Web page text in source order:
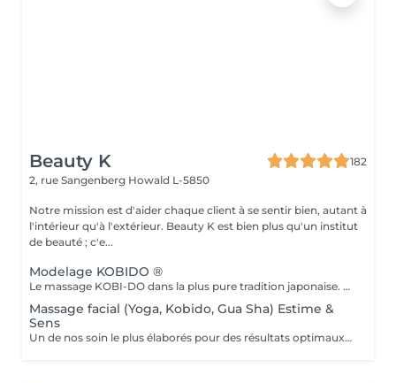
Beauty K
182
2, rue Sangenberg Howald L-5850
Notre mission est d'aider chaque client à se sentir bien, autant à
l'intérieur qu'à l'extérieur. Beauty K est bien plus qu'un institut
de beauté ; c'e...
Modelage KOBIDO ®
Le massage KOBI-DO dans la plus pure tradition japonaise. Le KOBI-DO, est un modelage liftant du visage né au Japon au 15ème siècle. Il était autrefois le privilège des impératrices et des geishas. Aujourd'hui, il fait fureur en occident pour toutes les femmes qui recherchent un rajeunissement sans techniques invasives. Comprenant plus de deux cents techniques manuelles, le KOBI-DO est considéré comme l'un des massages faciaux les plus sophistiqué au monde. Les techniques du KOBI-DO tels les lissages, les tapotements et les pincements. Ces gestes précis permettent de travailler la peau, les muscles, les fascias et la lymphe. L'académie des facialistes ©
Massage facial (Yoga, Kobido, Gua Sha) Estime &
Sens
Un de nos soin le plus élaborés pour des résultats optimaux pour toutes les peaux. À base de nos produits cosméceutiques & 3 techniques de modelage différents dédiées à l'anti-âge (drainage et remodelage visage) Pour ce soin nous utiliserons 3 techniques : LE YOGA DU VISAGE Puisque vieillir est naturel, le yoga du visage, permet d'apporter au plus grand nombre, une méthode globale de rajeunissement et de prévention de la sénescence mais également de bien-être. LE LIFTING NATUREL JAPONAIS - KOBIDO Composé d'un enchaînement de mouvements effectués avec précision sur votre peau, il allie lissage, pétrissage, percussion, vibration et pression. Il est doux, subtil et profond en fonction de la zone à traiter et de la nature de la peau. LE DRAINAGE LIFTANT AU GUA SHA de Quartz Rose. Le massage au gua sha travaille sur les énergies et la circulation lymphatique pour drainer, évacuer les toxines et stimuler la circulation du sang et des énergies. La pierre vient stimuler, en douceur, les points qui se trouvent le long des méridiens et lignes d'énergie du corps.